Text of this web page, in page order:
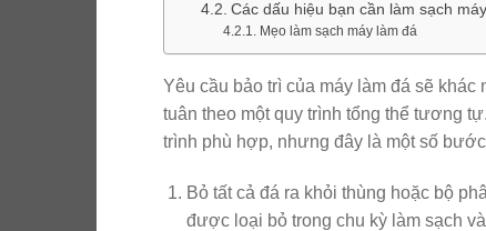
Các dấu hiệu bạn cần làm sạch
Mẹo làm sạch máy làm đá
Yêu cầu bảo trì của máy làm đá sẽ
tuân theo một quy trình tổng thể tương
trình phù hợp, nhưng đây là một số
Bỏ tất cả đá ra khỏi thùng hoặc bộ
được loại bỏ trong chu kỳ làm sạch